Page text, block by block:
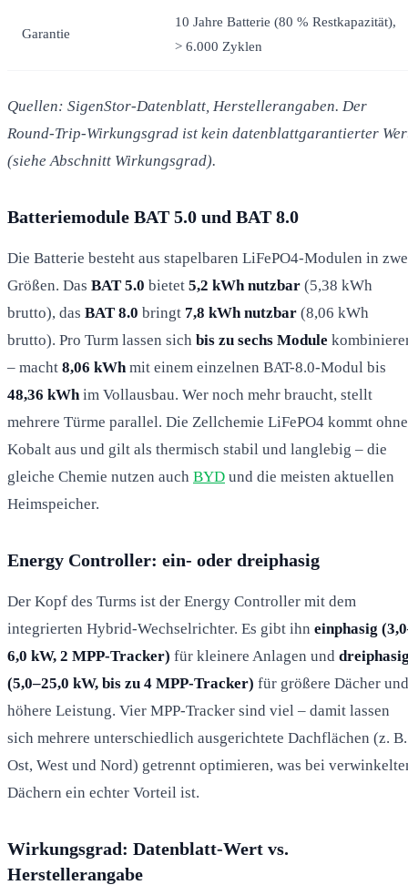
Garantie
10 Jahre Batterie (80 % Restkapazität),
> 6.000 Zyklen
Quellen: SigenStor-Datenblatt, Herstellerangaben. Der
Round-Trip-Wirkungsgrad ist kein datenblattgarantierter
(siehe Abschnitt Wirkungsgrad).
Batteriemodule BAT 5.0 und BAT 8.0
Die Batterie besteht aus stapelbaren LiFePO4-Modulen in
Größen. Das BAT 5.0 bietet 5,2 kWh nutzbar (5,38 kWh
brutto), das BAT 8.0 bringt 7,8 kWh nutzbar (8,06 kWh
brutto). Pro Turm lassen sich bis zu sechs Module
– macht 8,06 kWh mit einem einzelnen BAT-8.0-Modul bis
48,36 kWh im Vollausbau. Wer noch mehr braucht, stellt
mehrere Türme parallel. Die Zellchemie LiFePO4 kommt ohne
Kobalt aus und gilt als thermisch stabil und langlebig – die
gleiche Chemie nutzen auch BYD und die meisten aktuellen
Heimspeicher.
Energy Controller: ein- oder dreiphasig
Der Kopf des Turms ist der Energy Controller mit dem
integrierten Hybrid-Wechselrichter. Es gibt ihn einphasig
6,0 kW, 2 MPP-Tracker) für kleinere Anlagen und
(5,0–25,0 kW, bis zu 4 MPP-Tracker) für größere Dächer und
höhere Leistung. Vier MPP-Tracker sind viel – damit lassen
sich mehrere unterschiedlich ausgerichtete Dachflächen (z. B.
Ost, West und Nord) getrennt optimieren, was bei
Dächern ein echter Vorteil ist.
Wirkungsgrad: Datenblatt-Wert vs.
Herstellerangabe